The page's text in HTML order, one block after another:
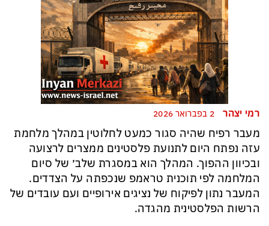
רמי יצהר
מעבר רפיח שהיה סגור כמעט לחלוטין במהלך מלחמת
עזה נפתח היום לתנועת פלסטינים ממצרים לרצועה
ובכיוון ההפוך. המהלך הוא במסגרת שלב׳ של סיום
המלחמה לפי תוכנית טראמפ שנכפתה על הצדדים.
המעבר נתון לפיקוח של נציגים אירופיים ועם עובדים של
הרשות הפלסטינית מהגדה.